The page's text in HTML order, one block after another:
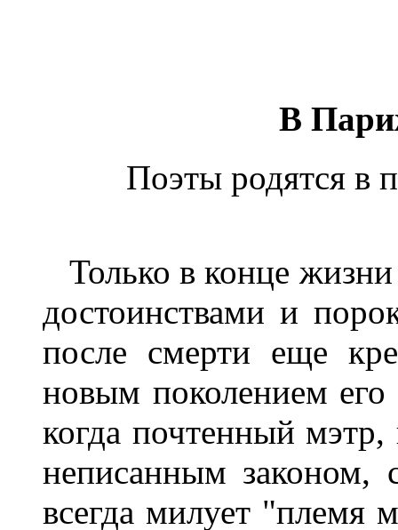
В
Поэты родятся в
Только в конце жизни
достоинствами и
после смерти еще
новым поколением
когда почтенный
неписанным законом,
всегда милует "племя